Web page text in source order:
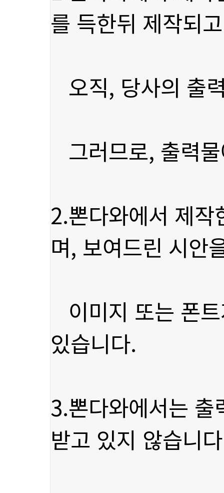
를 득한뒤 제작되
오직, 당사의 출
그러므로, 출력
며, 보여드린 시안
있습니다.
받고 있지 않습니